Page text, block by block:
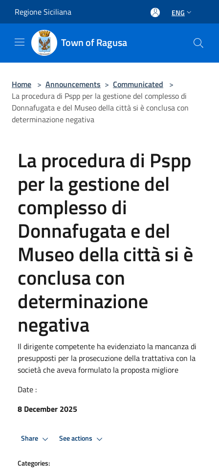
Regione Siciliana ENG
Town of Ragusa
Home > Announcements > Communicated >
La procedura di Pspp per la gestione del complesso di
Donnafugata e del Museo della città si è conclusa con
determinazione negativa
La procedura di Pspp
per la gestione del
complesso di
Donnafugata e del
Museo della città si è
conclusa con
determinazione
negativa
Il dirigente competente ha evidenziato la mancanza di
presupposti per la prosecuzione della trattativa con la
società che aveva formulato la proposta migliore
Date :
8 December 2025
Share See actions
Categories: